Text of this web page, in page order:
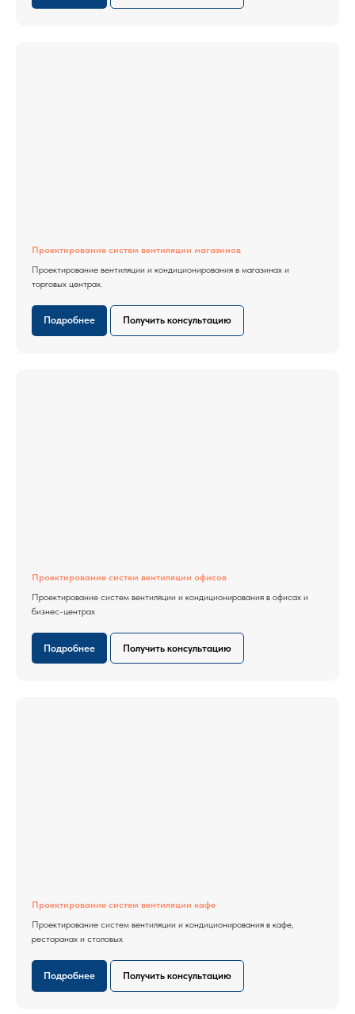
Проектирование систем вентиляции магазинов
Проектирование вентиляции и кондиционирования в магазинах и
торговых центрах.
Подробнее Получить консультацию
Проектирование систем вентиляции офисов
Проектирование систем вентиляции и кондиционирования в офисах и
бизнес-центрах
Подробнее Получить консультацию
Проектирование систем вентиляции кафе
Проектирование систем вентиляции и кондиционирования в кафе,
ресторанах и столовых
Подробнее Получить консультацию